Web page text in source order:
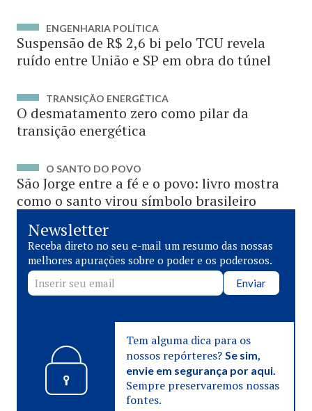
ENGENHARIA POLÍTICA
Suspensão de R$ 2,6 bi pelo TCU revela
ruído entre União e SP em obra do túnel
TRANSIÇÃO ENERGÉTICA
O desmatamento zero como pilar da
transição energética
O SANTO DO POVO
São Jorge entre a fé e o povo: livro mostra
como o santo virou símbolo brasileiro
Newsletter
Receba direto no seu e-mail um resumo das nossas
melhores apurações sobre o poder e os poderosos.
Enviar
Tem alguma dica para os
nossos repórteres? Se sim,
envie em segurança por aqui.
Sempre preservaremos nossas
fontes.